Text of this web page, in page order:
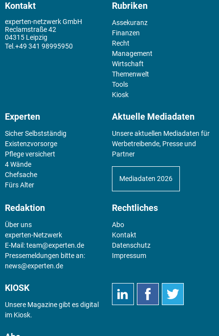
Kontakt
experten-netzwerk GmbH
Reclamstraße 42
04315 Leipzig
+49 341 98995950
Rubriken
Assekuranz
Finanzen
Recht
Management
Wirtschaft
Themenwelt
Tools
Kiosk
Experten
Sicher Selbstständig
Existenz­vorsorge
Pflege versichert
4 Wände
Chefsache
Fürs Alter
Aktuelle Mediadaten
Unsere aktuellen Mediadaten für
Werbetreibende, Presse und
Partner
Mediadaten 2026
Redaktion
Über uns
experten-Netzwerk
E-Mail:team@experten.de
Pressemeldungen bitte an:
news@experten.de
Rechtliches
Abo
Kontakt
Datenschutz
Impressum
KIOSK
Unsere Magazine gibt es digital
im Kiosk.